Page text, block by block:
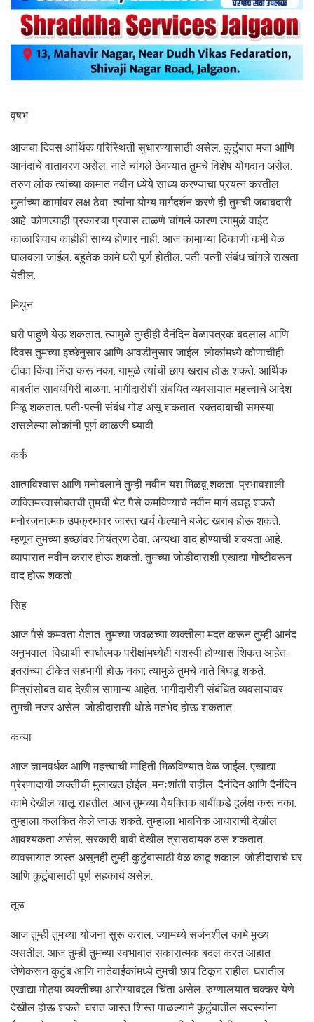
वृषभ
आजचा दिवस आर्थिक परिस्थिती सुधारण्यासाठी असेल. कुटुंबात मजा आणि
आनंदाचे वातावरण असेल. नाते चांगले ठेवण्यात तुमचे विशेष योगदान असेल.
तरुण लोक त्यांच्या कामात नवीन ध्येये साध्य करण्याचा प्रयत्न करतील.
मुलांच्या कामांवर लक्ष ठेवा. त्यांना योग्य मार्गदर्शन करणे ही तुमची जबाबदारी
आहे. कोणत्याही प्रकारचा प्रवास टाळणे चांगले कारण त्यामुळे वाईट
काळाशिवाय काहीही साध्य होणार नाही. आज कामाच्या ठिकाणी कमी वेळ
घालवला जाईल. बहुतेक कामे घरी पूर्ण होतील. पती-पत्नी संबंध चांगले राखता
येतील.
मिथुन
घरी पाहुणे येऊ शकतात. त्यामुळे तुम्हीही दैनंदिन वेळापत्रक बदलाल आणि
दिवस तुमच्या इच्छेनुसार आणि आवडीनुसार जाईल. लोकांमध्ये कोणाचीही
टीका किंवा निंदा करू नका. यामुळे त्यांची छाप खराब होऊ शकते. आर्थिक
बाबतीत सावधगिरी बाळगा. भागीदारीशी संबंधित व्यवसायात महत्त्वाचे आदेश
मिळू शकतात. पती-पत्नी संबंध गोड असू शकतात. रक्तदाबाची समस्या
असलेल्या लोकांनी पूर्ण काळजी घ्यावी.
कर्क
आत्मविश्वास आणि मनोबलाने तुम्ही नवीन यश मिळवू शकता. प्रभावशाली
व्यक्तिमत्त्वासोबतची तुमची भेट पैसे कमविण्याचे नवीन मार्ग उघडू शकते.
मनोरंजनात्मक उपक्रमांवर जास्त खर्च केल्याने बजेट खराब होऊ शकते.
म्हणून तुमच्या इच्छांवर नियंत्रण ठेवा. अन्यथा वाद होण्याची शक्यता आहे.
व्यापारात नवीन करार होऊ शकतो. तुमच्या जोडीदाराशी एखाद्या गोष्टीवरून
वाद होऊ शकतो.
सिंह
आज पैसे कमवता येतात. तुमच्या जवळच्या व्यक्तीला मदत करून तुम्ही आनंद
अनुभवाल. विद्यार्थी स्पर्धात्मक परीक्षांमध्येही यशस्वी होण्यास शिकत आहेत.
इतरांच्या टीकेत सहभागी होऊ नका; त्यामुळे तुमचे नाते बिघडू शकते.
मित्रांसोबत वाद देखील सामान्य आहेत. भागीदारीशी संबंधित व्यवसायावर
तुमची नजर असेल. जोडीदाराशी थोडे मतभेद होऊ शकतात.
कन्या
आज ज्ञानवर्धक आणि महत्त्वाची माहिती मिळविण्यात वेळ जाईल. एखाद्या
प्रेरणादायी व्यक्तीची मुलाखत होईल. मनःशांती राहील. दैनंदिन आणि दैनंदिन
कामे देखील चालू राहतील. आज तुमच्या वैयक्तिक बाबींकडे दुर्लक्ष करू नका.
तुम्हाला कलंकित केले जाऊ शकते. तुम्हाला भावनिक आधाराची देखील
आवश्यकता असेल. सरकारी बाबी देखील त्रासदायक ठरू शकतात.
व्यवसायात व्यस्त असूनही तुम्ही कुटुंबासाठी वेळ काढू शकाल. जोडीदाराचे घर
आणि कुटुंबासाठी पूर्ण सहकार्य असेल.
तूळ
आज तुम्ही तुमच्या योजना सुरू कराल. ज्यामध्ये सर्जनशील कामे मुख्य
असतील. आज तुम्ही तुमच्या स्वभावात सकारात्मक बदल करत आहात
जेणेकरून कुटुंब आणि नातेवाईकांमध्ये तुमची छाप टिकून राहील. घरातील
एखाद्या मोठ्या व्यक्तीच्या आरोग्याबद्दल चिंता असेल. रुग्णालयात चक्कर येणे
देखील होऊ शकते. घरात जास्त शिस्त पाळल्याने कुटुंबातील सदस्यांना